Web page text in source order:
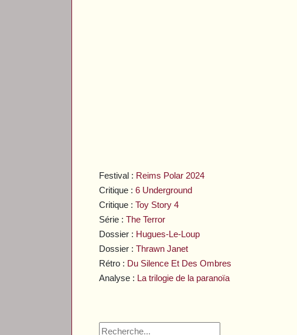
Festival : Reims Polar 2024
Critique :6 Underground
Critique :Toy Story 4
Série :The Terror
Dossier : Hugues-Le-Loup
Dossier :Thrawn Janet
Rétro : Du Silence Et Des Ombres
Analyse : La trilogie de la paranoïa